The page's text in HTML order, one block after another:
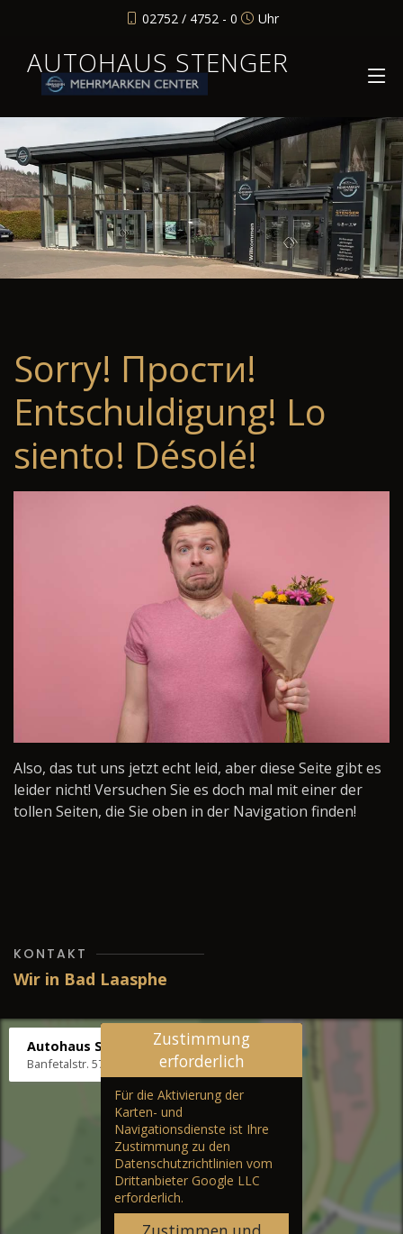
02752 / 4752 - 0 Uhr
AUTOHAUS STENGER
Sorry! Прости!
Entschuldigung! Lo
siento! Désolé!
Also, das tut uns jetzt echt leid, aber diese Seite gibt es
leider nicht! Versuchen Sie es doch mal mit einer der
tollen Seiten, die Sie oben in der Navigation finden!
KONTAKT
Wir in Bad Laasphe
Autohaus Stenger
Banfetalstr. 57, 57334 Bad Laasphe
Zustimmung
erforderlich
Für die Aktivierung der
Karten- und
Navigationsdienste ist Ihre
Zustimmung zu den
Datenschutzrichtlinien vom
Drittanbieter Google LLC
erforderlich.